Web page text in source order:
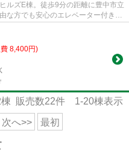
ルズE棟。徒歩9分の距離に豊中市立
な方でも安心のエレベーター付きの
8,400円)
棟 販売数22件 1-20棟表示
次へ>> 最初